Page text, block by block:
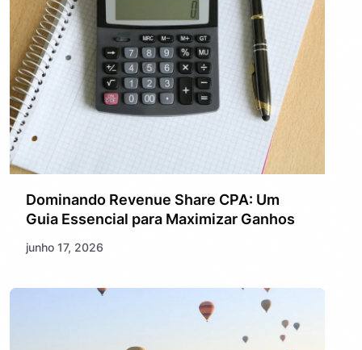
Dominando Revenue Share CPA: Um
Guia Essencial para Maximizar Ganhos
junho 17, 2026